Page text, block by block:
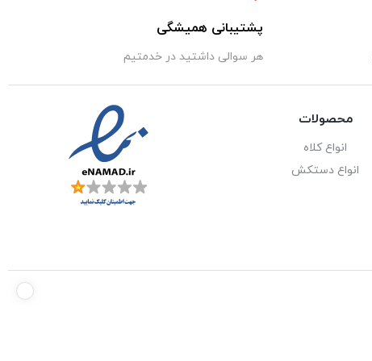
پشتیبانی همیشگی
هر سوالی داشتید در خدمتیم
محصولات
انواع کلاه
انواع دستکش